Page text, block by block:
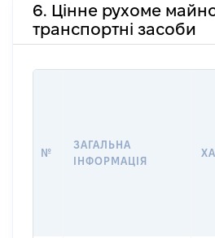
6. Цінне рухоме
транспортні засоби
№
ЗАГАЛЬНА
ІНФОРМАЦІЯ